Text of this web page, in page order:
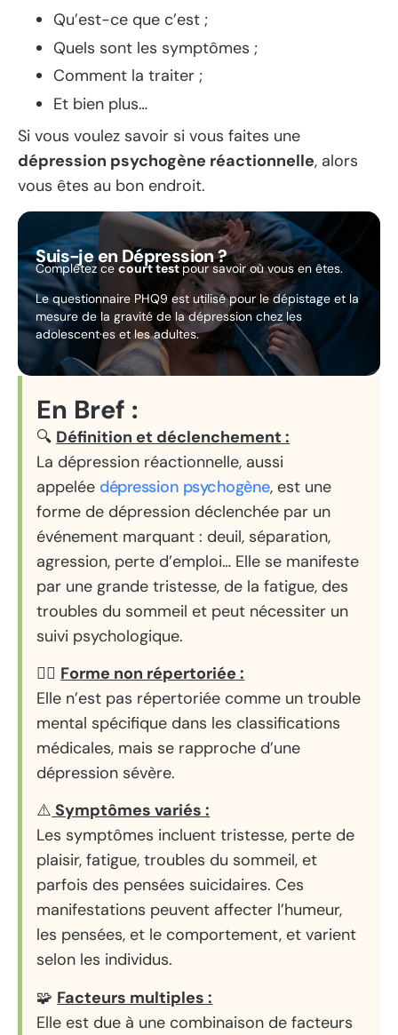
Qu’est-ce que c’est ;
Quels sont les symptômes ;
Comment la traiter ;
Et bien plus…
Si vous voulez savoir si vous faites une
dépression psychogène réactionnelle, alors
vous êtes au bon endroit.
Suis-je en Dépression ?
Complétez cecourt test pour savoir où vous en êtes.
Le questionnaire PHQ9 est utilisé pour le dépistage et la
mesure de la gravité de la dépression chez les
adolescent·es et les adultes.
En Bref :
🔍 Définition et déclenchement :
La dépression réactionnelle, aussi
appelée dépression psychogène, est une
forme de dépression déclenchée par un
événement marquant : deuil, séparation,
agression, perte d’emploi… Elle se manifeste
par une grande tristesse, de la fatigue, des
troubles du sommeil et peut nécessiter un
suivi psychologique.
👨‍⚕️ Forme non répertoriée :
Elle n’est pas répertoriée comme un trouble
mental spécifique dans les classifications
médicales, mais se rapproche d’une
dépression sévère.
⚠️ Symptômes variés :
Les symptômes incluent tristesse, perte de
plaisir, fatigue, troubles du sommeil, et
parfois des pensées suicidaires. Ces
manifestations peuvent affecter l’humeur,
les pensées, et le comportement, et varient
selon les individus.
🧩 Facteurs multiples :
Elle est due à une combinaison de facteurs